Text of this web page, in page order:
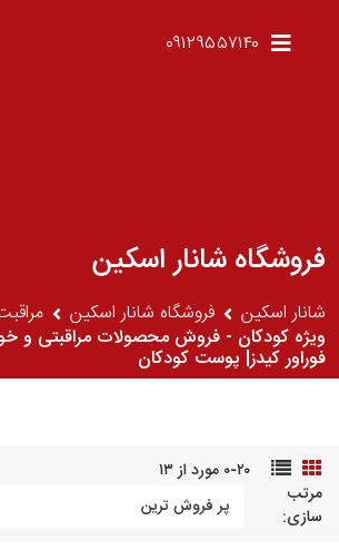
۰۹۱۲۹۵۵۷۱۴۰
فروشگاه شانار اسکین
شانار اسکین فروشگاه شانار اسکین
ویژه کودکان - فروش محصولات مراقبتی و
فوراور کیدز| پوست کودکان
۰-۲۰ مورد از ۱۳
مرتب
سازی: